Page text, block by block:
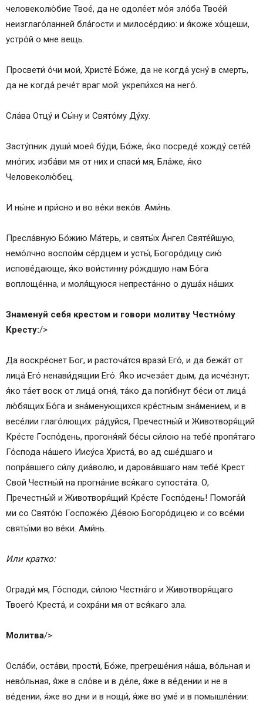
человеколю́бие Твое́, да не одоле́ет мо́я зло́ба Твое́й
неизглаго́ланней бла́гости и милосе́рдию: и я́коже хо́щеши,
устро́й о мне вещь.
Просвети́ о́чи мои́, Христе́ Бо́же, да не когда́ усну́ в смерть,
да не когда́ рече́т враг мой: укрепи́хся на него́.
Сла́ва Отцу́ и Сы́ну и Свято́му Ду́ху.
Засту́пник души́ моея́ бу́ди, Бо́же, я́ко посреде́ хожду́ сете́й
мно́гих; изба́ви мя от них и спаси́ мя, Бла́же, я́ко
Человеколю́бец.
И ны́не и при́сно и во ве́ки веко́в. Ами́нь.
Пресла́вную Бо́жию Ма́терь, и святы́х А́нгел Святе́йшую,
немо́лчно воспои́м се́рдцем и усты́, Богоро́дицу сию́
испове́дающе, я́ко вои́стинну ро́ждшую нам Бо́га
воплоще́нна, и моля́щуюся непреста́нно о душа́х на́ших.
Знаменуй себя крестом и говори молитву Честно́му
Кресту:/>
Да воскре́снет Бог, и расточа́тся врази́ Его́, и да бежа́т от
лица́ Его́ ненави́дящии Его́. Я́ко исчеза́ет дым, да исче́знут;
я́ко та́ет воск от лица́ огня́, та́ко да поги́бнут бе́си от лица́
лю́бящих Бо́га и зна́менующихся кре́стным зна́мением, и в
весе́лии глаго́лющих: ра́дуйся, Пречестны́й и Животворя́щий
Кре́сте Госпо́день, прогоня́яй бе́сы си́лою на тебе́ пропя́таго
Го́спода на́шего Иису́са Христа́, во ад сше́дшаго и
попра́вшего си́лу диа́волю, и дарова́вшаго нам тебе́ Крест
Свой Честны́й на прогна́ние вся́каго супоста́та. О,
Пречестны́й и Животворя́щий Кре́сте Госпо́день! Помога́й
ми со Свято́ю Госпоже́ю Де́вою Богоро́дицею и со все́ми
святы́ми во ве́ки. Ами́нь.
Или кратко:
Огради́ мя, Го́споди, си́лою Честна́го и Животворя́щаго
Твоего́ Креста́, и сохра́ни мя от вся́каго зла.
Молитва/>
Осла́би, оста́ви, прости́, Бо́же, прегреше́ния на́ша, во́льная и
нево́льная, я́же в сло́ве и в де́ле, я́же в ве́дении и не в
ве́дении, я́же во дни и в нощи́, я́же во уме́ и в помышле́нии: